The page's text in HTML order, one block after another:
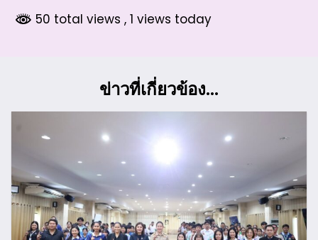
50 total views , 1 views today
ข่าวที่เกี่ยวข้อง...